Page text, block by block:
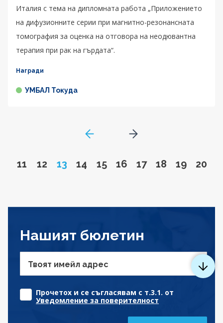
Италия с тема на дипломната работа „Приложението
на дифузионните серии при магнитно-резонансната
томография за оценка на отговора на неодювантна
терапия при рак на гърдата“.
Награди
УМБАЛ Токуда
GoToPreviousPage
Go to page
11 Go to page
12 Page
13 Go to page
14 Go to page
15 Go to page
16 Go to page
17 Go to page
18 Go to
19 Go
20
Go to next page
Нашият бюлетин
Твоят имейл адрес
Прочетох и се съгласявам с т.3.1. от
Уведомление за поверителност